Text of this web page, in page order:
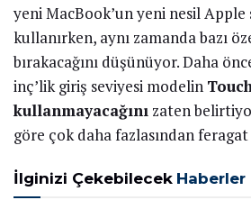
yeni MacBook’un yeni nesil
kullanırken, aynı zamanda bazı
bırakacağını düşünüyor. Daha
inç’lik giriş seviyesi modelin
kullanmayacağını zaten
göre çok daha fazlasından
İlginizi Çekebilecek Haberler